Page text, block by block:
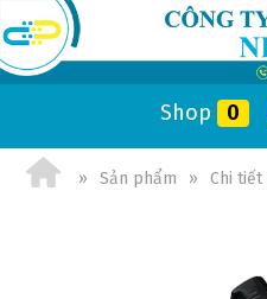
Shop 0
Sản phẩm Chi